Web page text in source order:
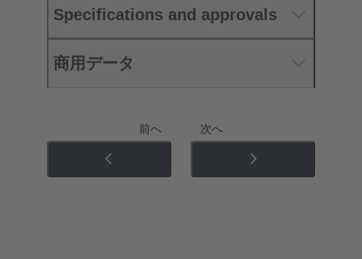
Specifications and approvals
商用データ
前へ 次へ